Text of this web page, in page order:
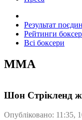
Результат
Рейтинги
Всі боксери
ММА
Шон Стрікленд
Опубліковано: 11:35,